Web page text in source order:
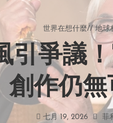
世界在想什麼//地球
引爭議
創作仍
七月 19, 2026 菲